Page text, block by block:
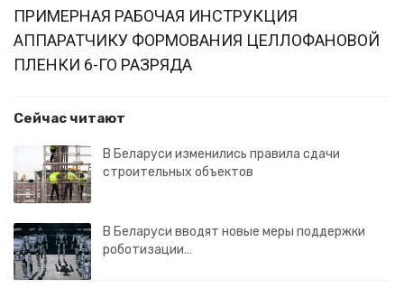
ПРИМЕРНАЯ РАБОЧАЯ ИНСТРУКЦИЯ
АППАРАТЧИКУ ФОРМОВАНИЯ ЦЕЛЛОФАНОВОЙ
ПЛЕНКИ 6-ГО РАЗРЯДА
Сейчас читают
В Беларуси изменились правила сдачи
строительных объектов
В Беларуси вводят новые меры поддержки
роботизации…